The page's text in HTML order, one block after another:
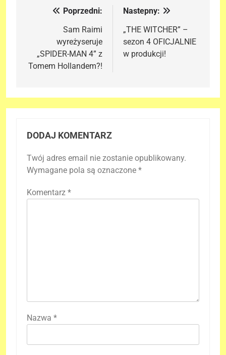
NawigacjaPoprzedni:
Sam Raimi
wyreżyseruje
„SPIDER-MAN 4” z
Tomem Hollandem?!
Nastepny:
„THE WITCHER” –
sezon 4 OFICJALNIE
w produkcji!
DODAJ KOMENTARZ
Twój adres email nie zostanie opublikowany.
Wymagane pola są oznaczone *
Komentarz *
Nazwa *